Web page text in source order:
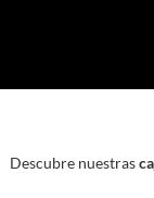
Descubre nuestras